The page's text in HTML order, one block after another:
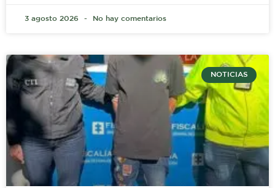
3 agosto 2026 No hay comentarios
NOTICIAS